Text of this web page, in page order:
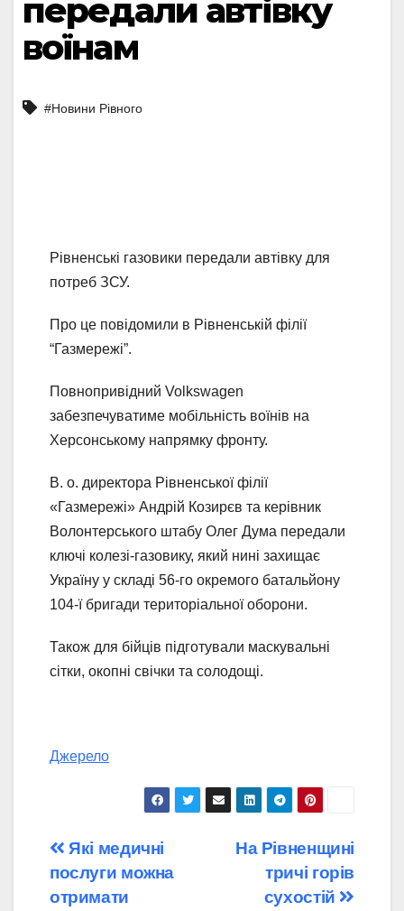
передали автівку
воїнам
#Новини Рівного
Рівненські газовики передали автівку для
потреб ЗСУ.
Про це повідомили в Рівненській філії
“Газмережі”.
Повнопривідний Volkswagen
забезпечуватиме мобільність воїнів на
Херсонському напрямку фронту.
В. о. директора Рівненської філії
«Газмережі» Андрій Козирєв та керівник
Волонтерського штабу Олег Дума передали
ключі колезі-газовику, який нині захищає
Україну у складі 56-го окремого батальйону
104-ї бригади територіальної оборони.
Також для бійців підготували маскувальні
сітки, окопні свічки та солодощі.
Джерело
Навігація
записів
На Рівненщині
тричі горів
сухостій
Які медичні
послуги можна
отримати